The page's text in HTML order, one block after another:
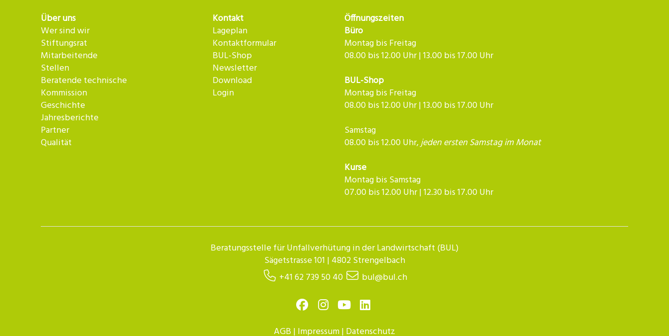
Über uns
Wer sind wir
Stiftungsrat
Mitarbeitende
Stellen
Beratende technische
Kommission
Geschichte
Jahresberichte
Partner
Qualität
Kontakt
Lageplan
Kontaktformular
BUL-Shop
Newsletter
Download
Login
Öffnungszeiten
Büro
Montag bis Freitag
08.00 bis 12.00 Uhr | 13.00 bis 17.00 Uhr
BUL-Shop
Montag bis Freitag
08.00 bis 12.00 Uhr | 13.00 bis 17.00 Uhr
Samstag
08.00 bis 12.00 Uhr,jeden ersten Samstag im Monat
Kurse
Montag bis Samstag
07.00 bis 12.00 Uhr | 12.30 bis 17.00 Uhr​​​​​​
Beratungsstelle für Unfallverhütung in der Landwirtschaft (BUL)
Sägetstrasse 101 | 4802 Strengelbach
+41 62 739 50 40
bul@bul.ch
AGB | Impressum| Datenschutz